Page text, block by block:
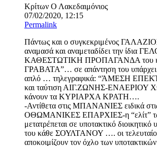
Κρίτων Ο Λακεδαιμόνιος
07/02/2020, 12:15
Permalink
Πάντως και ο συγκεκριμένος
αναμασά και αναμεταδίδει την ίδια
ΚΑΘΕΣΤΩΤΙΚΗ ΠΡΟΠΑΓΑΝΔΑ του
ΓΡΑΒΑΤΑ”… σε απάντηση του υπάρχει
απλό … τηλεγραφικά: “ΆΜΕΣΗ
και ταύτιση ΑΙΓ.ΖΩΝΗΣ-ΕΝΑΕΡΙΟΥ
κάνουν τα ΚΥΡΙΑΡΧΑ ΚΡΑΤΗ….
-Αντίθετα στις ΜΠΑΝΑΝΙΕΣ ειδικά
ΟΘΩΜΑΝΙΚΕΣ ΕΠΑΡΧΙΕΣ-η “ελίτ”
μετατρέπεται σε υποτακτικό
του κάθε ΣΟΥΛΤΑΝΟΥ …. οι
αποκοιμίζουν τον όχλο των